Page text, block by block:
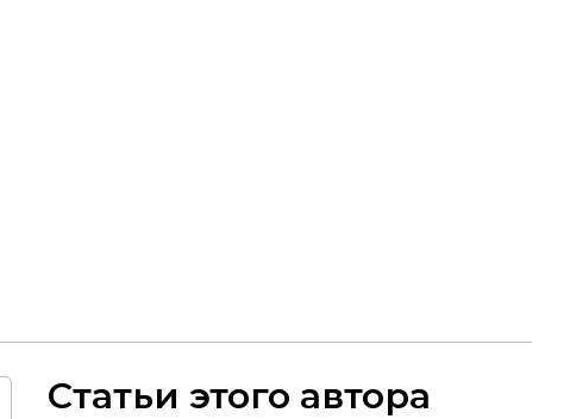
Статьи этого автора